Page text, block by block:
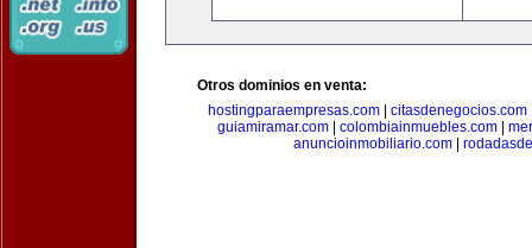
Otros dominios en venta:
hostingparaempresas.com| citasdenegocios.com
guiamiramar.com| colombiainmuebles.com|
anuncioinmobiliario.com